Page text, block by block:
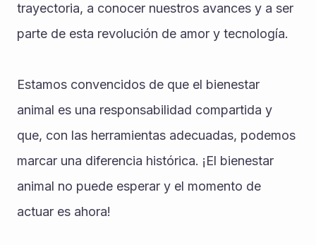
trayectoria, a conocer nuestros avances y a ser
parte de esta revolución de amor y tecnología.
Estamos convencidos de que el bienestar
animal es una responsabilidad compartida y
que, con las herramientas adecuadas, podemos
marcar una diferencia histórica. ¡El bienestar
animal no puede esperar y el momento de
actuar es ahora!